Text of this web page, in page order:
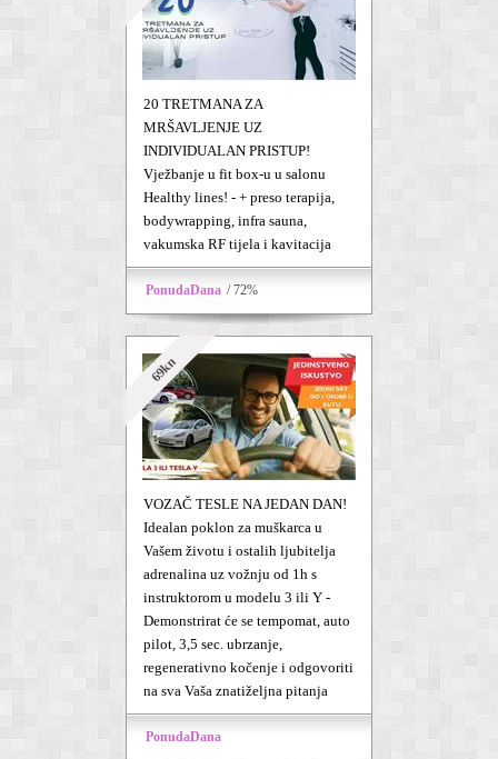
20 TRETMANA ZA
MRŠAVLJENJE UZ
INDIVIDUALAN PRISTUP!
Vježbanje u fit box-u u salonu
Healthy lines! - + preso terapija,
bodywrapping, infra sauna,
vakumska RF tijela i kavitacija
PonudaDana / 72%
69kn
VOZAČ TESLE NA JEDAN DAN!
Idealan poklon za muškarca u
Vašem životu i ostalih ljubitelja
adrenalina uz vožnju od 1h s
instruktorom u modelu 3 ili Y -
Demonstrirat će se tempomat, auto
pilot, 3,5 sec. ubrzanje,
regenerativno kočenje i odgovoriti
na sva Vaša znatiželjna pitanja
PonudaDana